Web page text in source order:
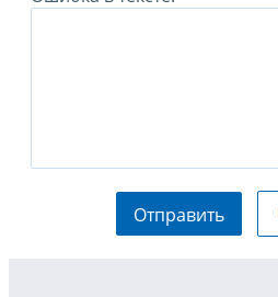
Отправить